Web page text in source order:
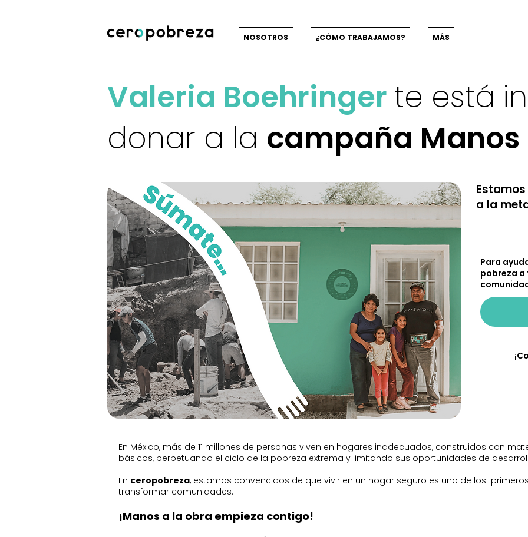
NOSOTROS ¿CÓMO TRABAJAMOS? MÁS
Valeria Boehringer te está
donar a la campaña
a la
Para
pobreza a
En México, más de 11 millones de personas viven en hogares inadecuados, construidos con
básicos, perpetuando el ciclo de la pobreza extrema y limitando sus oportunidades de
En ceropobreza, estamos convencidos de que vivir en un hogar seguro es uno de los
transformar comunidades.
¡Manos a la obra empieza contigo!